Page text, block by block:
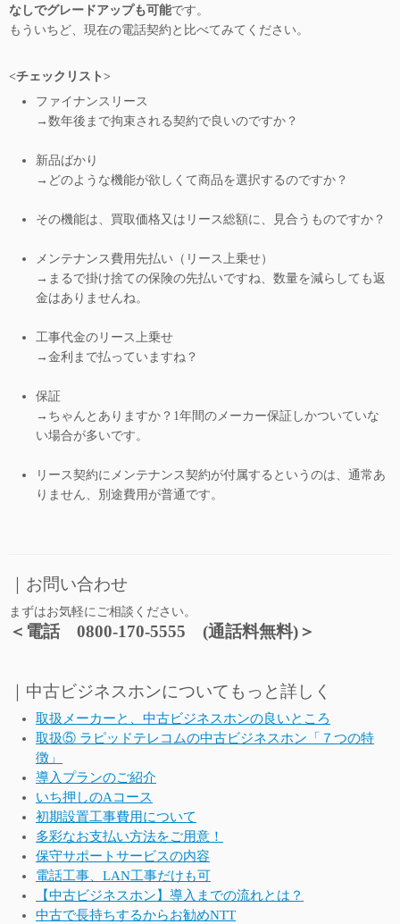
なしでグレードアップも可能です。
もういちど、現在の電話契約と比べてみてください。
<チェックリスト>
ファイナンスリース
→数年後まで拘束される契約で良いのですか？
新品ばかり
→どのような機能が欲しくて商品を選択するのですか？
その機能は、買取価格又はリース総額に、見合うものですか？
メンテナンス費用先払い（リース上乗せ）
→まるで掛け捨ての保険の先払いですね、数量を減らしても返
金はありませんね。
工事代金のリース上乗せ
→金利まで払っていますね？
保証
→ちゃんとありますか？1年間のメーカー保証しかついていな
い場合が多いです。
リース契約にメンテナンス契約が付属するというのは、通常あ
りません、別途費用が普通です。
｜お問い合わせ
まずはお気軽にご相談ください。
＜電話 0800-170-5555 (通話料無料)＞
｜中古ビジネスホンについてもっと詳しく
取扱メーカーと、中古ビジネスホンの良いところ
取扱⑤ ラピッドテレコムの中古ビジネスホン「７つの特
徴」
導入プランのご紹介
いち押しのAコース
初期設置工事費用について
多彩なお支払い方法をご用意！
保守サポートサービスの内容
電話工事、LAN工事だけも可
【中古ビジネスホン】導入までの流れとは？
中古で長持ちするからお勧めNTT